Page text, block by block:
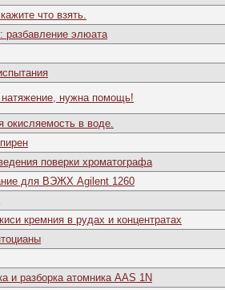
что взять.
элюата
натяжение, нужна помощь!
окисляемость в воде.
поверки хроматографа
для ВЭЖХ Agilent 1260
кремния в рудах и концентратах
и разборка атомника AAS 1N